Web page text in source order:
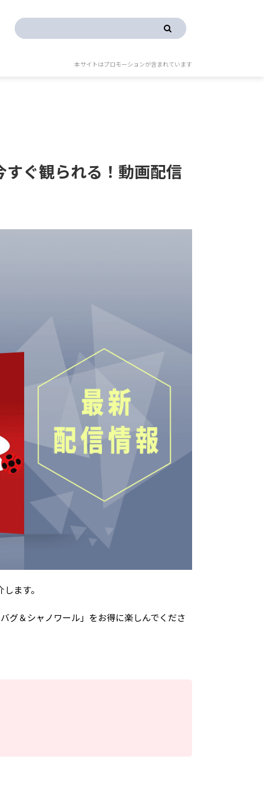
本サイトはプロモーションが含まれています
ぐ観られる！動画配信
ます。
グ＆シャノワール」をお得に楽しんでくださ